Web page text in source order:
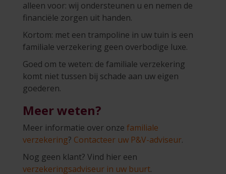
alleen voor: wij ondersteunen u en nemen de
financiële zorgen uit handen.
Kortom: met een trampoline in uw tuin is een
familiale verzekering geen overbodige luxe.
Goed om te weten: de familiale verzekering
komt niet tussen bij schade aan uw eigen
goederen.
Meer weten?
Meer informatie over onze familiale
verzekering? Contacteer uw P&V-adviseur.
Nog geen klant? Vind hier een
verzekeringsadviseur in uw buurt.